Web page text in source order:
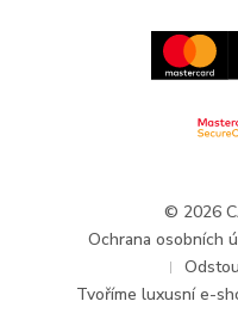
Aktuality a oznámení
© 2026
Ochrana osobních
Tvoříme luxusní e-